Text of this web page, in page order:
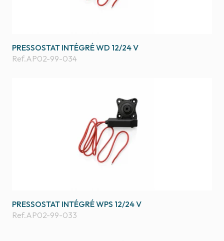
PRESSOSTAT INTÉGRÉ WD 12/24 V
Ref.AP02-99-034
PRESSOSTAT INTÉGRÉ WPS 12/24 V
Ref.AP02-99-033